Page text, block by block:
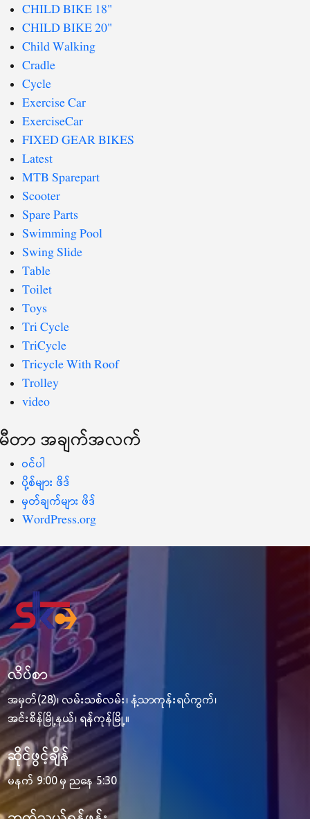
CHILD BIKE 18"
CHILD BIKE 20"
Child Walking
Cradle
Cycle
Exercise Car
ExerciseCar
FIXED GEAR BIKES
Latest
MTB Sparepart
Scooter
Spare Parts
Swimming Pool
Swing Slide
Table
Toilet
Toys
Tri Cycle
TriCycle
Tricycle With Roof
Trolley
video
မီတာ အချက်အလက်
ဝင်ပါ
ပို့စ်များ ဖိဒ်
မှတ်ချက်များ ဖိဒ်
WordPress.org
လိပ်စာ
အမှတ်(28)၊ လမ်းသစ်လမ်း၊ နံ့သာကုန်းရပ်ကွက်၊
အင်းစိန်မြို့နယ်၊ ရန်ကုန်မြို့။
ဆိုင်ဖွင့်ချိန်
မနက် 9:00 မှ ညနေ 5:30